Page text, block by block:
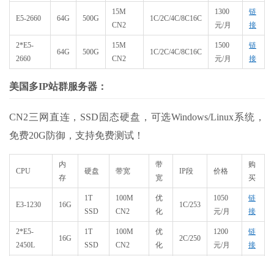
E5-2660 64G 500G
15M
CN2
1C/2C/4C/8C16C
1300
元/月
链
接
2*E5-
2660
64G 500G
15M
CN2
1C/2C/4C/8C16C
1500
元/月
链
接
美国多IP站群服务器：
CN2三网直连，SSD固态硬盘，可选Windows/Linux系统，
免费20G防御，支持免费测试！
CPU
内
存
硬盘 带宽
带
宽
IP段 价格
购
买
E3-1230 16G
1T
SSD
100M
CN2
优
化
1C/253
1050
元/月
链
接
2*E5-
2450L
16G
1T
SSD
100M
CN2
优
化
2C/250
1200
元/月
链
接